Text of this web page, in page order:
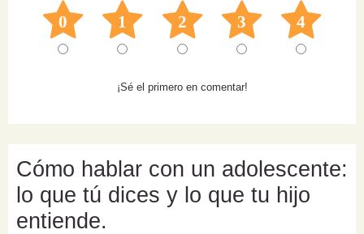
0 1 2 3 4
¡Sé el primero en comentar!
Cómo hablar con un adolescente:
lo que tú dices y lo que tu hijo
entiende.